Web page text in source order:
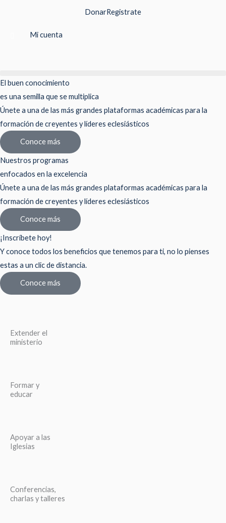
contenido
DonarRegistrate
Mi cuenta
El buen conocimiento
es una semilla que se multiplica
Únete a una de las más grandes plataformas académicas para la
formación de creyentes y líderes eclesiásticos
Conoce más
Nuestros programas
enfocados en la excelencia
Únete a una de las más grandes plataformas académicas para la
formación de creyentes y líderes eclesiásticos
Conoce más
¡Inscríbete hoy!
Y conoce todos los beneficios que tenemos para ti, no lo pienses
estas a un clic de distancia.
Conoce más
Extender el
ministerio
Formar y
educar
Apoyar a las
Iglesias
Conferencias,
charlas y talleres